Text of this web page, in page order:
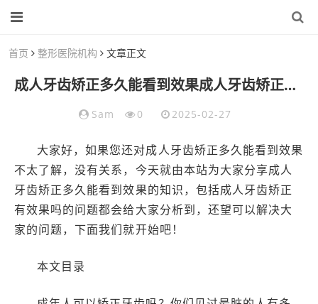
首页 整形医院机构 文章正文
成人牙齿矫正多久能看到效果成人牙齿矫正有效果吗
Sam 0 2025-02-27
大家好，如果您还对成人牙齿矫正多久能看到效果
不太了解，没有关系，今天就由本站为大家分享成人
牙齿矫正多久能看到效果的知识，包括成人牙齿矫正
有效果吗的问题都会给大家分析到，还望可以解决大
家的问题，下面我们就开始吧！
本文目录